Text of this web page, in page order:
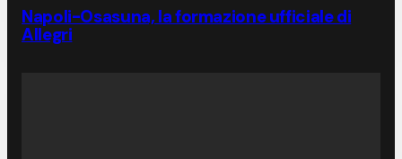
Napoli-Osasuna, la formazione ufficiale di
Allegri